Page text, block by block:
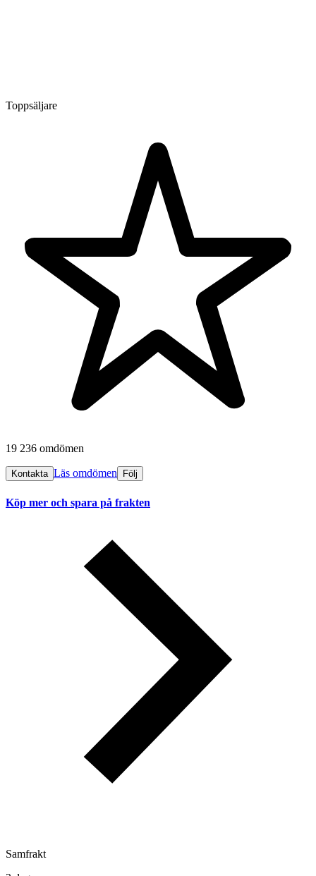
Toppsäljare
19 236 omdömen
Kontakta Läs omdömen Följ
Köp mer och spara på frakten
Samfrakt